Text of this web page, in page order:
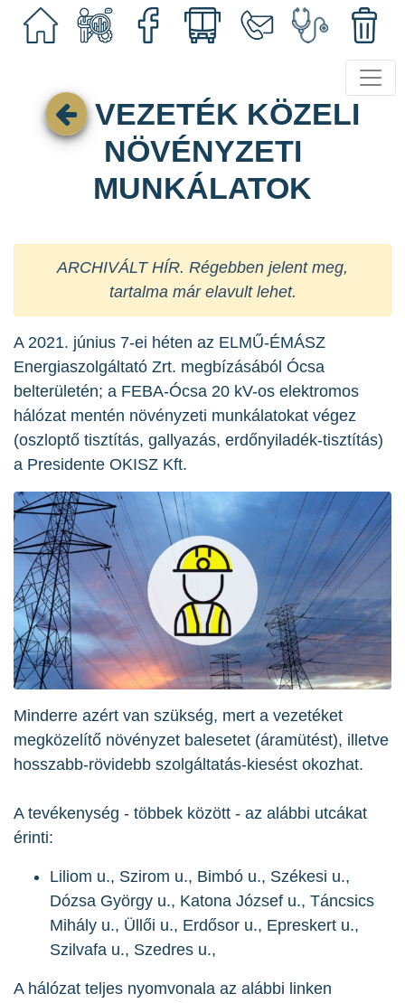
VEZETÉK KÖZELI
NÖVÉNYZETI
MUNKÁLATOK
ARCHIVÁLT HÍR. Régebben jelent meg,
tartalma már elavult lehet.
A 2021. június 7-ei héten az ELMŰ-ÉMÁSZ
Energiaszolgáltató Zrt. megbízásából Ócsa
belterületén; a FEBA-Ócsa 20 kV-os elektromos
hálózat mentén növényzeti munkálatokat végez
(oszloptő tisztítás, gallyazás, erdőnyiladék-tisztítás)
a Presidente OKISZ Kft.
Minderre azért van szükség, mert a vezetéket
megközelítő növényzet balesetet (áramütést), illetve
hosszabb-rövidebb szolgáltatás-kiesést okozhat.
A tevékenység - többek között - az alábbi utcákat
érinti:
Liliom u., Szirom u., Bimbó u., Székesi u.,
Dózsa György u., Katona József u., Táncsics
Mihály u., Üllői u., Erdősor u., Epreskert u.,
Szilvafa u., Szedres u.,
A hálózat teljes nyomvonala az alábbi linken